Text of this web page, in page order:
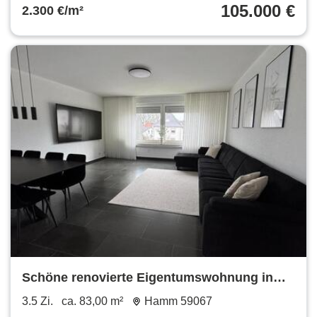
2.300 €/m² 105.000 €
Schöne renovierte Eigentumswohnung in
aktraktiver Lage
3.5 Zi. ca. 83,00 m² Hamm 59067